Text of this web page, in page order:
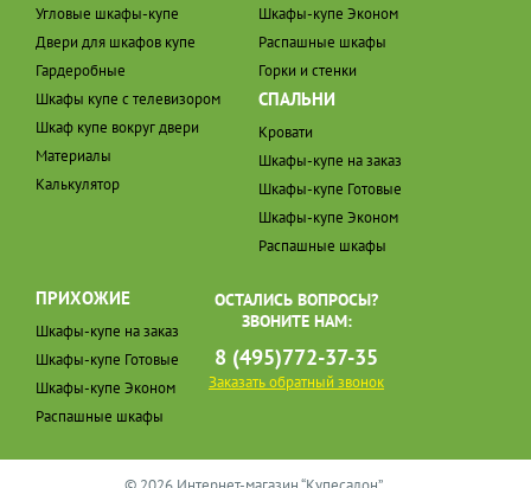
Угловые шкафы-купе
Двери для шкафов купе
Гардеробные
Шкафы купе с телевизором
Шкаф купе вокруг двери
Материалы
Калькулятор
Шкафы-купе Эконом
Распашные шкафы
Горки и стенки
СПАЛЬНИ
Кровати
Шкафы-купе на заказ
Шкафы-купе Готовые
Шкафы-купе Эконом
Распашные шкафы
ПРИХОЖИЕ
Шкафы-купе на заказ
Шкафы-купе Готовые
Шкафы-купе Эконом
Распашные шкафы
ОСТАЛИСЬ ВОПРОСЫ?
ЗВОНИТЕ НАМ:
8 (495)772-37-35
Заказать обратный звонок